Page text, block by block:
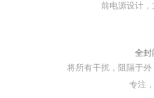
前电源设计
全封
将所有干扰，阻隔于
专注